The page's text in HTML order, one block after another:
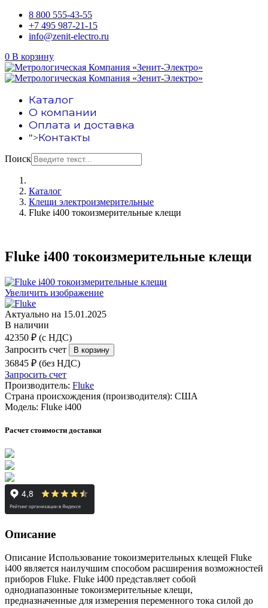
8 800 555-43-55
+7 495 987-21-15
info@zenit-electro.ru
0 В корзину
Каталог
О компании
Оплата и доставка
">Контакты
Поиск
Каталог
Клещи электроизмерительные
Fluke i400 токоизмерительные клещи
Fluke i400 токоизмерительные клещи
Увеличить изображение
Актуально на 15.01.2025
В наличии
42350 ₽ (с НДС)
Запросить счет
36845 ₽ (без НДС)
Запросить счет
Производитель: Fluke
Страна происхождения (производителя): США
Модель: Fluke i400
Расчет стоимости доставки
Описание
Описание Использование токоизмерительных клещей Fluke
i400 является наилучшим способом расширения возможностей
приборов Fluke. Fluke i400 представляет собой
однодиапазонные токоизмерительные клещи,
предназначенные для измерения переменного тока силой до